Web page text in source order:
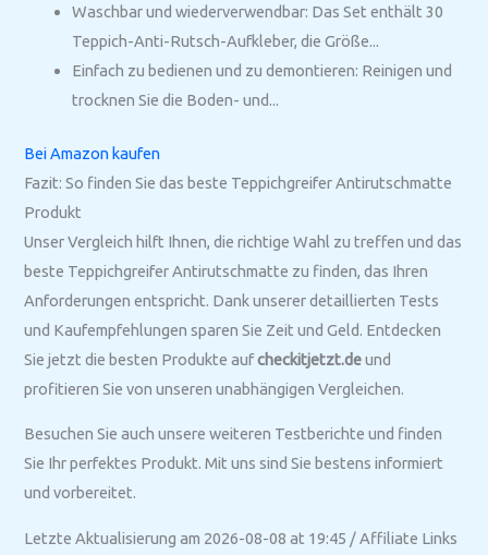
Waschbar und wiederverwendbar: Das Set enthält 30
Teppich-Anti-Rutsch-Aufkleber, die Größe...
Einfach zu bedienen und zu demontieren: Reinigen und
trocknen Sie die Boden- und...
Bei Amazon kaufen
Fazit: So finden Sie das beste Teppichgreifer Antirutschmatte
Produkt
Unser Vergleich hilft Ihnen, die richtige Wahl zu treffen und das
beste Teppichgreifer Antirutschmatte zu finden, das Ihren
Anforderungen entspricht. Dank unserer detaillierten Tests
und Kaufempfehlungen sparen Sie Zeit und Geld. Entdecken
Sie jetzt die besten Produkte aufcheckitjetzt.deund
profitieren Sie von unseren unabhängigen Vergleichen.
Besuchen Sie auch unsere weiteren Testberichte und finden
Sie Ihr perfektes Produkt. Mit uns sind Sie bestens informiert
und vorbereitet.
Letzte Aktualisierung am 2026-08-08 at 19:45 / Affiliate Links